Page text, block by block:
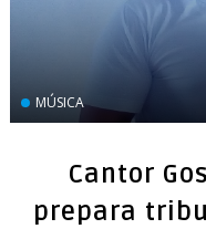
‏MÚSICA
Cantor
prepara